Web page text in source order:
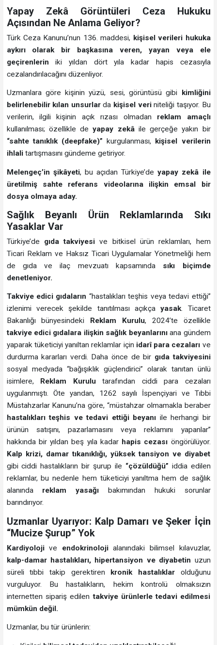
Yapay Zekâ Görüntüleri Ceza Hukuku
Açısından Ne Anlama Geliyor?
Türk Ceza Kanunu’nun 136. maddesi, kişisel verileri hukuka
aykırı olarak bir başkasına veren, yayan veya ele
geçirenlerin iki yıldan dört yıla kadar hapis cezasıyla
cezalandırılacağını düzenliyor.
Uzmanlara göre kişinin yüzü, sesi, görüntüsü gibi kimliğini
belirlenebilir kılan unsurlarda kişisel veriniteliği taşıyor. Bu
verilerin, ilgili kişinin açık rızası olmadan reklam amaçlı
kullanılması; özellikle deyapay zekâile gerçeğe yakın bir
“sahte tanıklık (deepfake)” kurgulanması, kişisel verilerin
ihlalitartışmasını gündeme getiriyor.
Melengeç’in şikâyeti, bu açıdan Türkiye’deyapay zekâ ile
üretilmiş sahte referans videolarına ilişkin emsal bir
dosya olmaya aday.
Sağlık Beyanlı Ürün Reklamlarında Sıkı
Yasaklar Var
Türkiye’de gıda takviyesi ve bitkisel ürün reklamları, hem
Ticari Reklam ve Haksız Ticari Uygulamalar Yönetmeliği hem
de gıda ve ilaç mevzuatı kapsamında sıkı biçimde
denetleniyor.
Takviye edici gıdaların “hastalıkları teşhis veya tedavi ettiği”
izlenimi verecek şekilde tanıtılması açıkçayasak. Ticaret
Bakanlığı bünyesindeki
Reklam Kurulu, 2024’te özellikle
takviye edici gıdalara ilişkin sağlık beyanlarınıana gündem
yaparak tüketiciyi yanıltan reklamlar için idarî para cezaları ve
durdurma kararları verdi. Daha önce de bir gıda takviyesini
sosyal medyada “bağışıklık güçlendirici” olarak tanıtan ünlü
isimlere,
Reklam Kurulutarafından ciddi para cezaları
uygulanmıştı. Öte yandan, 1262 sayılı İspençiyari ve Tıbbi
Müstahzarlar Kanunu’na göre, “müstahzar olmamakla beraber
hastalıkları teşhis ve tedavi ettiği beyanı ile herhangi bir
ürünün satışını, pazarlamasını veya reklamını yapanlar”
hakkında bir yıldan beş yıla kadar hapis cezası öngörülüyor.
Kalp krizi, damar tıkanıklığı, yüksek tansiyon ve diyabet
gibi ciddi hastalıkların bir şurup ile “çözüldüğü” iddia edilen
reklamlar, bu nedenle hem tüketiciyi yanıltma hem de sağlık
alanında reklam yasağı bakımından hukuki sorunlar
barındırıyor.
Uzmanlar Uyarıyor: Kalp Damarı ve Şeker İçin
“Mucize Şurup” Yok
Kardiyolojive endokrinolojialanındaki bilimsel kılavuzlar,
kalp-damar hastalıkları, hipertansiyon ve diyabetin uzun
süreli tıbbi takip gerektiren kronik hastalıklarolduğunu
vurguluyor. Bu hastalıkların, hekim kontrolü olmaksızın
internetten sipariş edilentakviye ürünlerle tedavi edilmesi
mümkün değil.
Uzmanlar, bu tür ürünlerin: